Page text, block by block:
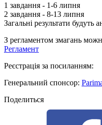
1 завдання - 1-6 липня
2 завдання - 8-13 липня
Загальні результати будуть
З регламентом змагань
Регламент
Реєстрація за посиланням:
Генеральний спонсор:
Поделиться